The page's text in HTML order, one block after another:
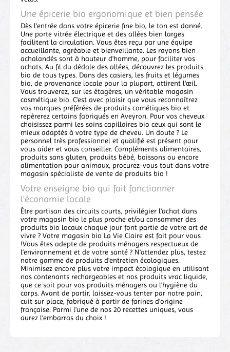
Une épicerie bio ergonomique et bien pensée
Dès l'entrée dans votre épicerie fine bio, le ton est donné.
Une porte vitrée électrique et des allées bien larges
facilitent la circulation. Vous êtes reçu par une équipe
accueillante, agréable et bienveillante. Les rayons bien
achalandés sont à hauteur d'homme, pour faciliter vos
achats. Au fil du dédale des allées, découvrez les produits
bio de tous types. Dans des casiers, les fruits et légumes
bio, de provenance locale pour la plupart, attirent l'œil.
Vous trouverez, sur les étagères, un véritable magasin
cosmétique bio. C'est avec plaisir que vous reconnaîtrez
vos marques préférées de produits cométiques bio et
repèrerez certains fabriqués en Aveyron. Pour vos cheveux
choisissez parmi les soins capillaires bio ceux qui sont le
mieux adaptés à votre type de cheveu. Un doute ? Le
personnel très professionnel et qualifié est présent pour
vous aider et vous conseiller. Compléments alimentaires,
produits sans gluten, produits bébé, boissons ou encore
alimentation pour animaux, procurez-vous tout dans votre
magasin spécialiste de vente de produits bio !
Votre enseigne bio qui fait fonctionner
l'économie locale
Être partisan des circuits courts, privilégier l'achat dans
votre magasin bio le plus proche et/ou consommer des
produits bio locaux chaque jour font partie de votre art de
vivre ? Votre magasin bio La Vie Claire est fait pour vous
!Vous êtes adepte de produits ménagers respectueux de
l’environnement et de votre santé ? N’attendez plus, testez
notre gamme de produits d'entretien écologiques.
Minimisez encore plus votre impact écologique en utilisant
nos contenants rechargeables et nos produits vrac liquide,
que ce soit pour vos produits ménagers ou l'hygiène du
corps. Avant de partir, laissez-vous tenter par notre pain,
cuit sur place, fabriqué à partir de farines d'origine
française. Parmi l'une de nos 20 recettes uniques, vous
aurez l’embarras du choix !